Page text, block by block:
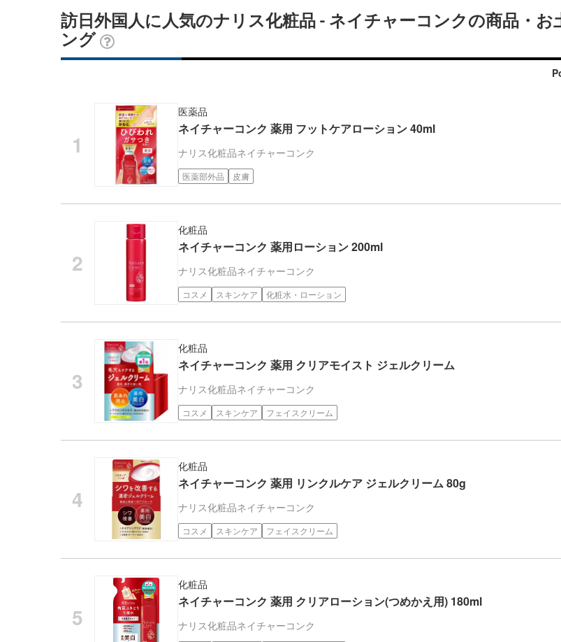
追
加
訪日外国人に人気のナリス化粧品 - ネイチャーコンクの商品・お
ング
医薬品
ネイチャーコンク 薬用 フットケアローション 40ml
ナリス化粧品ネイチャーコンク
医薬部外品 皮膚
化粧品
ネイチャーコンク 薬用ローション 200ml
ナリス化粧品ネイチャーコンク
コスメ スキンケア 化粧水・ローション
化粧品
ネイチャーコンク 薬用 クリアモイスト ジェルクリーム
ナリス化粧品ネイチャーコンク
コスメ スキンケア フェイスクリーム
化粧品
ネイチャーコンク 薬用 リンクルケア ジェルクリーム 80g
ナリス化粧品ネイチャーコンク
コスメ スキンケア フェイスクリーム
化粧品
ネイチャーコンク 薬用 クリアローション(つめかえ用) 180ml
ナリス化粧品ネイチャーコンク